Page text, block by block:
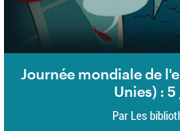
Journée mondiale de
Unies) :
Par Les